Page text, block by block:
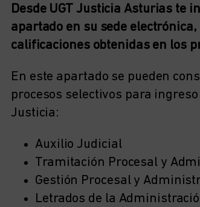
Desde UGT Justicia Asturias te
apartado en su sede
calificaciones obtenidas en los
En este apartado se pueden
procesos selectivos para
Justicia:
Auxilio Judicial
Tramitación Procesal y
Gestión Procesal y
Letrados de la